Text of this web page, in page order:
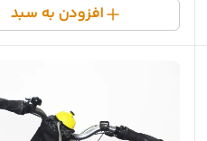
افزودن به سبد